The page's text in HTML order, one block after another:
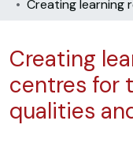
Creating
centres for
qualities